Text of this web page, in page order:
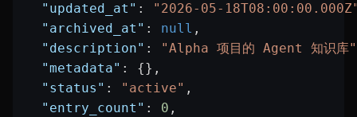
  "updated_at"
:
"2026-05-
  "archived_at"
: null ,
  "description"
:
"Alpha 项目的 Agent 知识库"
  "metadata"
: {},
  "status"
: "active" ,
  "entry_count"
: 0 ,